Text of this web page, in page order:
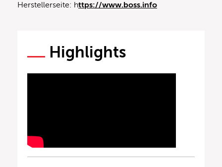
Herstellerseite: https://www.boss.info
Highlights